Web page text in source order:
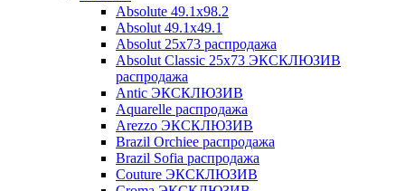
Absolute 49.1x98.2
Absolut 49.1x49.1
Absolut 25x73 распродажа
Absolut Classic 25x73 ЭКСКЛЮЗИВ
распродажа
Antic ЭКСКЛЮЗИВ
Aquarelle распродажа
Arezzo ЭКСКЛЮЗИВ
Brazil Orchiee распродажа
Brazil Sofia распродажа
Couture ЭКСКЛЮЗИВ